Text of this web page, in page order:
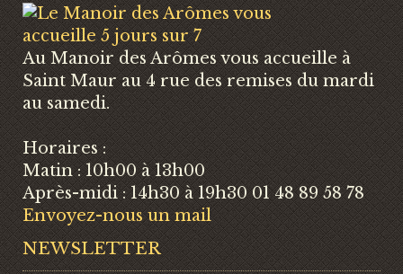
Au Manoir des Arômes vous accueille à
Saint Maur au 4 rue des remises du mardi
au samedi.
Horaires :
Matin : 10h00 à 13h00
Après-midi : 14h30 à 19h30 01 48 89 58 78
Envoyez-nous un mail
NEWSLETTER